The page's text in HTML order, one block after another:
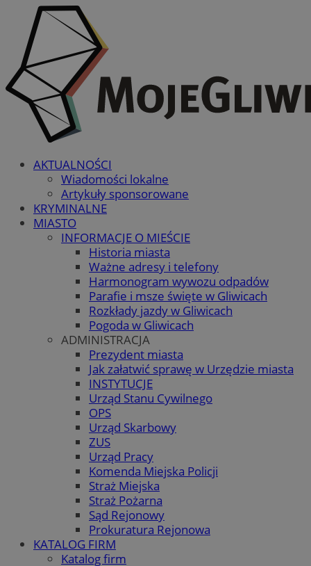
AKTUALNOŚCI
Wiadomości lokalne
Artykuły sponsorowane
KRYMINALNE
MIASTO
INFORMACJE O MIEŚCIE
Historia miasta
Ważne adresy i telefony
Harmonogram wywozu odpadów
Parafie i msze święte w Gliwicach
Rozkłady jazdy w Gliwicach
Pogoda w Gliwicach
ADMINISTRACJA
Prezydent miasta
Jak załatwić sprawę w Urzędzie miasta
INSTYTUCJE
Urząd Stanu Cywilnego
OPS
Urząd Skarbowy
ZUS
Urząd Pracy
Komenda Miejska Policji
Straż Miejska
Straż Pożarna
Sąd Rejonowy
Prokuratura Rejonowa
KATALOG FIRM
Katalog firm